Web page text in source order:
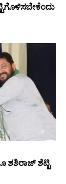
ಶಶಿರಾಜ್ ಶೆಟ್ಟಿ